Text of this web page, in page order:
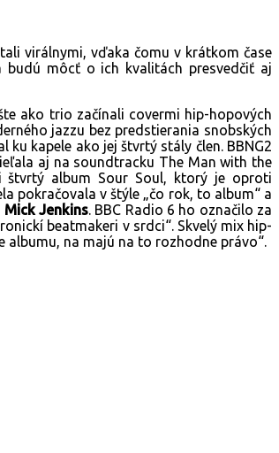
virálnymi, vďaka čomu v krátkom čase
budú môcť o ich kvalitách presvedčiť aj
ako trio začínali covermi hip-hopových
jazzu bez predstierania snobských
kapele ako jej štvrtý stály člen. BBNG2
aj na soundtracku The Man with the
štvrtý album Sour Soul, ktorý je oproti
pokračovala v štýle „čo rok, to album“ a
Mick Jenkins. BBC Radio 6 ho označilo za
beatmakeri v srdci“. Skvelý mix hip-
albumu, na majú na to rozhodne právo“.